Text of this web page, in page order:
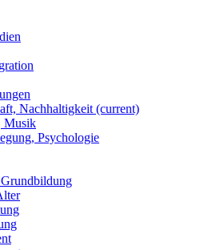
Nachhaltigkeit (current)
Musik
Psychologie
Grundbildung